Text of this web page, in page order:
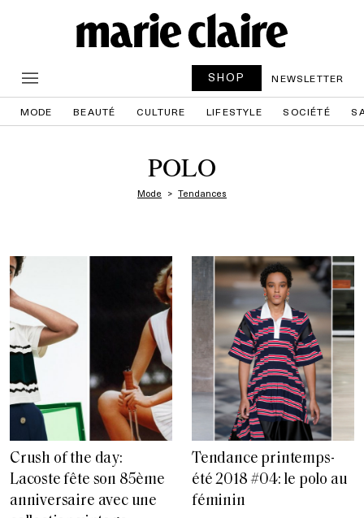
SHOP NEWSLETTER
MODE BEAUTÉ CULTURE LIFESTYLE SOCIÉTÉ
POLO
Mode Tendances
Crush of the day:
Lacoste fête son 85ème
anniversaire avec une
Tendance printemps-
été 2018 #04: le polo au
féminin